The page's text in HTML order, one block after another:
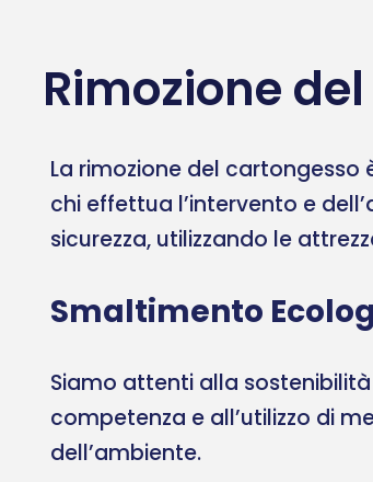
Rimozione
La rimozione del cartongesso
chi effettua l’intervento e
sicurezza, utilizzando le
Smaltimento
Siamo attenti alla
competenza e all’utilizzo di
dell’ambiente.